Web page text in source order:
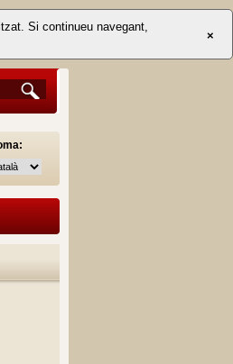
×
Si continueu navegant,